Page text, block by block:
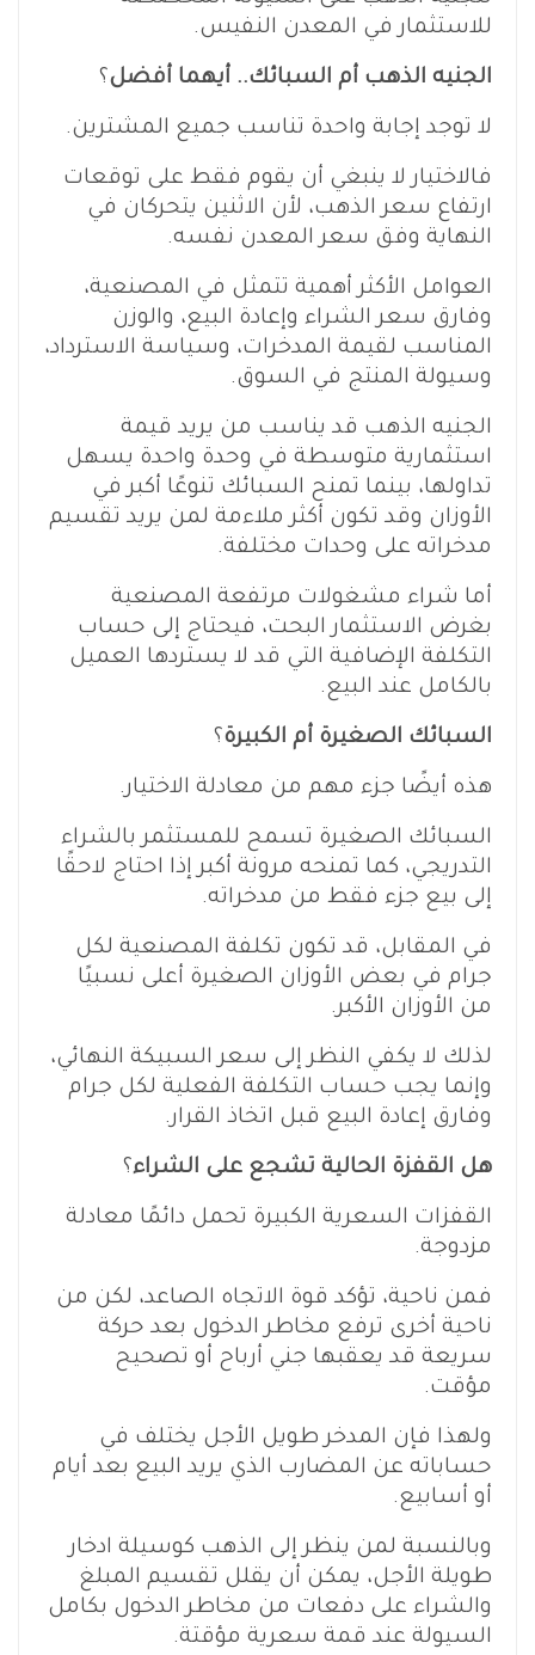
للاستثمار في المعدن النفيس.
الجنيه الذهب أم السبائك.. أيهما أفضل؟
لا توجد إجابة واحدة تناسب جميع المشترين.
فالاختيار لا ينبغي أن يقوم فقط على توقعات
ارتفاع سعر الذهب، لأن الاثنين يتحركان في
النهاية وفق سعر المعدن نفسه.
العوامل الأكثر أهمية تتمثل في المصنعية،
وفارق سعر الشراء وإعادة البيع، والوزن
المناسب لقيمة المدخرات، وسياسة الاسترداد،
وسيولة المنتج في السوق.
الجنيه الذهب قد يناسب من يريد قيمة
استثمارية متوسطة في وحدة واحدة يسهل
تداولها، بينما تمنح السبائك تنوعًا أكبر في
الأوزان وقد تكون أكثر ملاءمة لمن يريد تقسيم
مدخراته على وحدات مختلفة.
أما شراء مشغولات مرتفعة المصنعية
بغرض الاستثمار البحت، فيحتاج إلى حساب
التكلفة الإضافية التي قد لا يستردها العميل
بالكامل عند البيع.
السبائك الصغيرة أم الكبيرة؟
هذه أيضًا جزء مهم من معادلة الاختيار.
السبائك الصغيرة تسمح للمستثمر بالشراء
التدريجي، كما تمنحه مرونة أكبر إذا احتاج لاحقًا
إلى بيع جزء فقط من مدخراته.
في المقابل، قد تكون تكلفة المصنعية لكل
جرام في بعض الأوزان الصغيرة أعلى نسبيًا
من الأوزان الأكبر.
لذلك لا يكفي النظر إلى سعر السبيكة النهائي،
وإنما يجب حساب التكلفة الفعلية لكل جرام
وفارق إعادة البيع قبل اتخاذ القرار.
هل القفزة الحالية تشجع على الشراء؟
القفزات السعرية الكبيرة تحمل دائمًا معادلة
مزدوجة.
فمن ناحية، تؤكد قوة الاتجاه الصاعد، لكن من
ناحية أخرى ترفع مخاطر الدخول بعد حركة
سريعة قد يعقبها جني أرباح أو تصحيح
مؤقت.
ولهذا فإن المدخر طويل الأجل يختلف في
حساباته عن المضارب الذي يريد البيع بعد أيام
أو أسابيع.
وبالنسبة لمن ينظر إلى الذهب كوسيلة ادخار
طويلة الأجل، يمكن أن يقلل تقسيم المبلغ
والشراء على دفعات من مخاطر الدخول بكامل
السيولة عند قمة سعرية مؤقتة.